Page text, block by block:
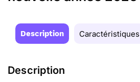
Description Caractéristiques
Description